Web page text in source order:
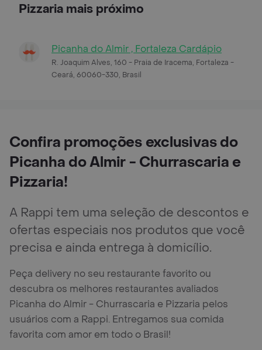
Pizzaria mais próximo
Picanha do Almir , Fortaleza Cardápio
R. Joaquim Alves, 160 - Praia de Iracema, Fortaleza -
Ceará, 60060-330, Brasil
Confira promoções exclusivas do
Picanha do Almir - Churrascaria e
Pizzaria!
A Rappi tem uma seleção de descontos e
ofertas especiais nos produtos que você
precisa e ainda entrega à domicílio.
Peça delivery no seu restaurante favorito ou
descubra os melhores restaurantes avaliados
Picanha do Almir - Churrascaria e Pizzaria pelos
usuários com a Rappi. Entregamos sua comida
favorita com amor em todo o Brasil!